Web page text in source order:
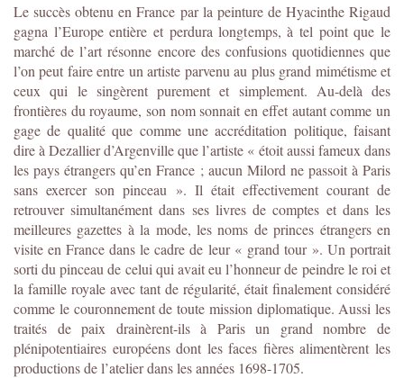
Le succès obtenu en France par la peinture de Hyacinthe Rigaud
gagna l’Europe entière et perdura longtemps, à tel point que le
marché de l’art résonne encore des confusions quotidiennes que
l’on peut faire entre un artiste parvenu au plus grand mimétisme et
ceux qui le singèrent purement et simplement. Au-delà des
frontières du royaume, son nom sonnait en effet autant comme un
gage de qualité que comme une accréditation politique, faisant
dire à Dezallier d’Argenville que l’artiste « étoit aussi fameux dans
les pays étrangers qu’en France ; aucun Milord ne passoit à Paris
sans exercer son pinceau ». Il était effectivement courant de
retrouver simultanément dans ses livres de comptes et dans les
meilleures gazettes à la mode, les noms de princes étrangers en
visite en France dans le cadre de leur « grand tour ». Un portrait
sorti du pinceau de celui qui avait eu l’honneur de peindre le roi et
la famille royale avec tant de régularité, était finalement considéré
comme le couronnement de toute mission diplomatique. Aussi les
traités de paix drainèrent-ils à Paris un grand nombre de
plénipotentiaires européens dont les faces fières alimentèrent les
productions de l’atelier dans les années 1698-1705.